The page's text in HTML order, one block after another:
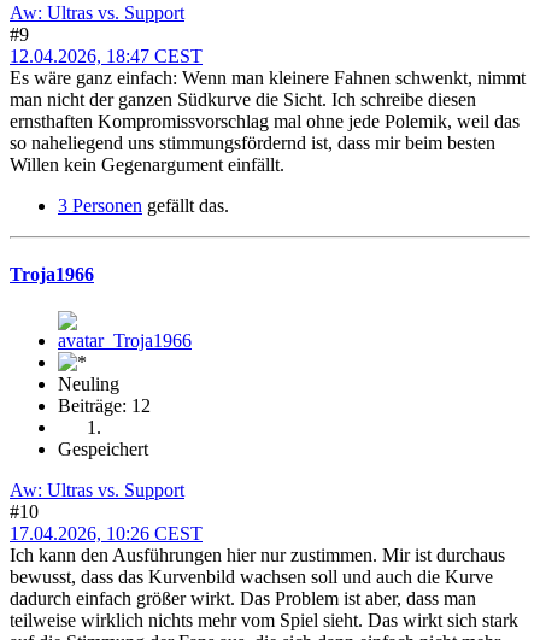
Aw: Ultras vs. Support
#9
12.04.2026, 18:47 CEST
Es wäre ganz einfach: Wenn man kleinere Fahnen schwenkt, nimmt
man nicht der ganzen Südkurve die Sicht. Ich schreibe diesen
ernsthaften Kompromissvorschlag mal ohne jede Polemik, weil das
so naheliegend uns stimmungsfördernd ist, dass mir beim besten
Willen kein Gegenargument einfällt.
3 Personen gefällt das.
Troja1966
Neuling
Beiträge: 12
Gespeichert
Aw: Ultras vs. Support
#10
17.04.2026, 10:26 CEST
Ich kann den Ausführungen hier nur zustimmen. Mir ist durchaus
bewusst, dass das Kurvenbild wachsen soll und auch die Kurve
dadurch einfach größer wirkt. Das Problem ist aber, dass man
teilweise wirklich nichts mehr vom Spiel sieht. Das wirkt sich stark